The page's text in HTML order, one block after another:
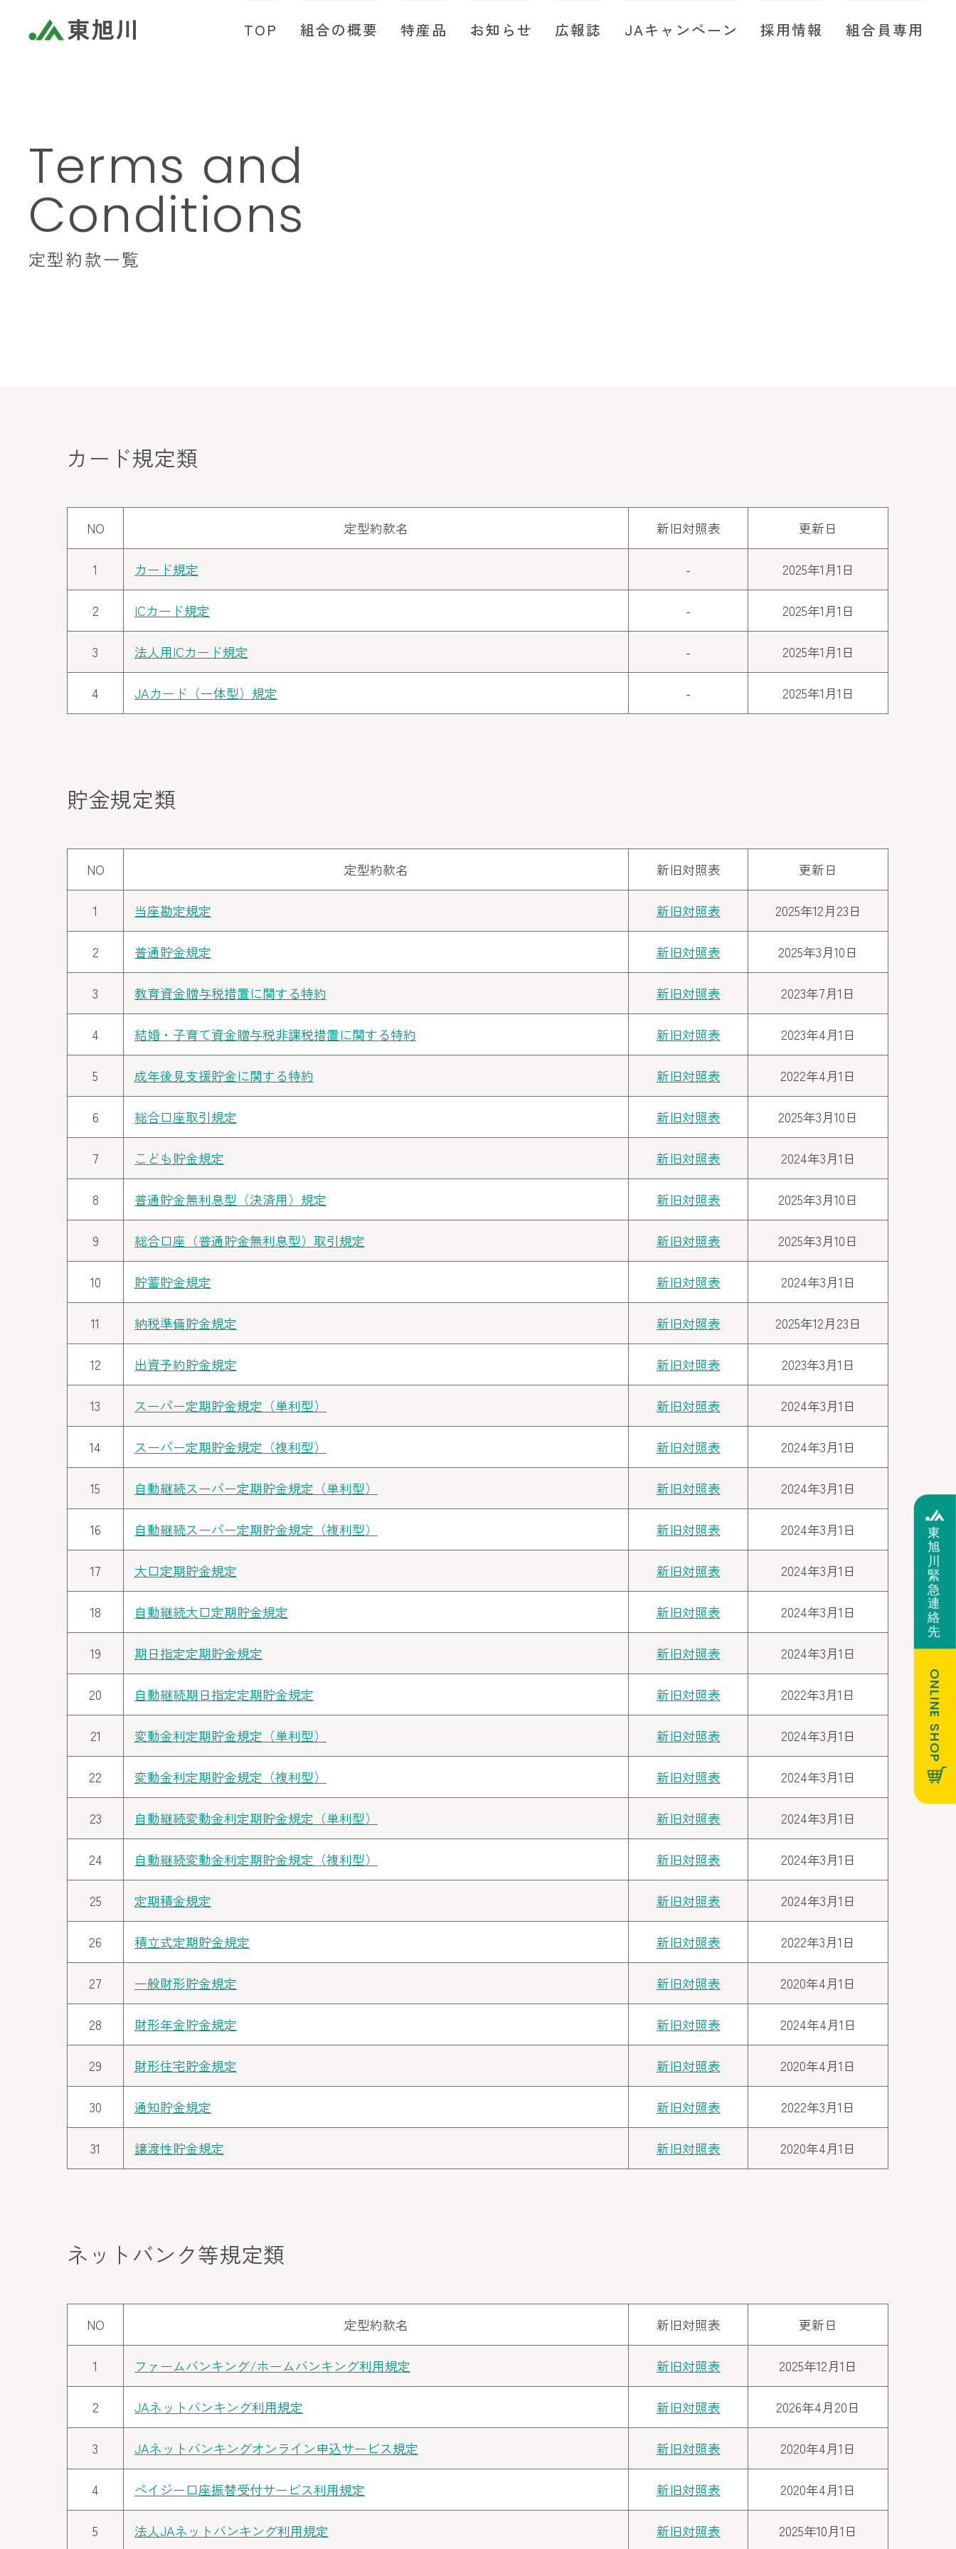
TOP 組合の概要 特産品 お知らせ 広報誌 JAキャンペーン 採用情報 組合員専用
Terms and
Conditions
定型約款一覧
カード規定類
NO 定型約款名 新旧対照表 更新日
1 カード規定 - 2025年1月1日
2 ICカード規定 - 2025年1月1日
3 法人用ICカード規定 - 2025年1月1日
4 JAカード（一体型）規定 - 2025年1月1日
貯金規定類
NO 定型約款名 新旧対照表 更新日
1 当座勘定規定 新旧対照表 2025年12月23日
2 普通貯金規定 新旧対照表 2025年3月10日
3 教育資金贈与税措置に関する特約 新旧対照表 2023年7月1日
4 結婚・子育て資金贈与税非課税措置に関する特約 新旧対照表 2023年4月1日
5 成年後見支援貯金に関する特約 新旧対照表 2022年4月1日
6 総合口座取引規定 新旧対照表 2025年3月10日
7 こども貯金規定 新旧対照表 2024年3月1日
8 普通貯金無利息型（決済用）規定 新旧対照表 2025年3月10日
9 総合口座（普通貯金無利息型）取引規定 新旧対照表 2025年3月10日
10 貯蓄貯金規定 新旧対照表 2024年3月1日
11 納税準備貯金規定 新旧対照表 2025年12月23日
12 出資予約貯金規定 新旧対照表 2023年3月1日
13 スーパー定期貯金規定（単利型） 新旧対照表 2024年3月1日
14 スーパー定期貯金規定（複利型） 新旧対照表 2024年3月1日
15 自動継続スーパー定期貯金規定（単利型） 新旧対照表 2024年3月1日
16 自動継続スーパー定期貯金規定（複利型） 新旧対照表 2024年3月1日
17 大口定期貯金規定 新旧対照表 2024年3月1日
18 自動継続大口定期貯金規定 新旧対照表 2024年3月1日
19 期日指定定期貯金規定 新旧対照表 2024年3月1日
20 自動継続期日指定定期貯金規定 新旧対照表 2022年3月1日
21 変動金利定期貯金規定（単利型） 新旧対照表 2024年3月1日
22 変動金利定期貯金規定（複利型） 新旧対照表 2024年3月1日
23 自動継続変動金利定期貯金規定（単利型） 新旧対照表 2024年3月1日
24 自動継続変動金利定期貯金規定（複利型） 新旧対照表 2024年3月1日
25 定期積金規定 新旧対照表 2024年3月1日
26 積立式定期貯金規定 新旧対照表 2022年3月1日
27 一般財形貯金規定 新旧対照表 2020年4月1日
28 財形年金貯金規定 新旧対照表 2024年4月1日
29 財形住宅貯金規定 新旧対照表 2020年4月1日
30 通知貯金規定 新旧対照表 2022年3月1日
31 譲渡性貯金規定 新旧対照表 2020年4月1日
ネットバンク等規定類
NO 定型約款名 新旧対照表 更新日
1 ファームバンキング/ホームバンキング利用規定 新旧対照表 2025年12月1日
2 JAネットバンキング利用規定 新旧対照表 2026年4月20日
3 JAネットバンキングオンライン申込サービス規定 新旧対照表 2020年4月1日
4 ペイジー口座振替受付サービス利用規定 新旧対照表 2020年4月1日
5 法人JAネットバンキング利用規定 新旧対照表 2025年10月1日
東
旭
川
緊
急
連
絡
先
ONLINE SHOP